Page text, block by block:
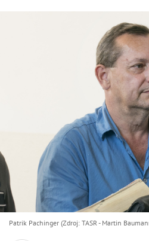
Patrik Pachinger (Zdroj: TASR - Martin